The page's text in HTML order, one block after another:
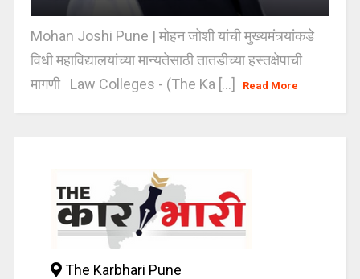
Mohan Joshi Pune | मोहन जोशी यांची मुख्यमंत्र्यांकडे
विधी महाविद्यालयांच्या मान्यतेसाठी तातडीच्या हस्तक्षेपाची
मागणी Law Colleges - (The Ka [...]
Read More
The Karbhari Pune